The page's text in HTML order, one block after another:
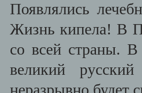
Появлялись
Жизнь кипела! В
со всей страны. В
великий